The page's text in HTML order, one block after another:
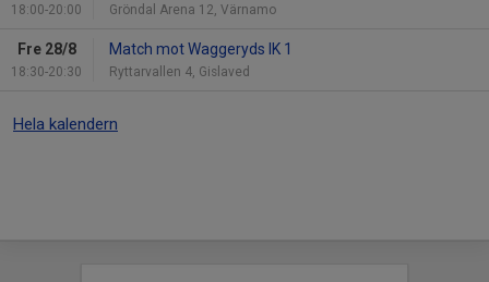
18:00-20:00 Gröndal Arena 12, Värnamo
Fre 28/8
18:30-20:30
Match mot Waggeryds IK 1
Ryttarvallen 4, Gislaved
Hela kalendern